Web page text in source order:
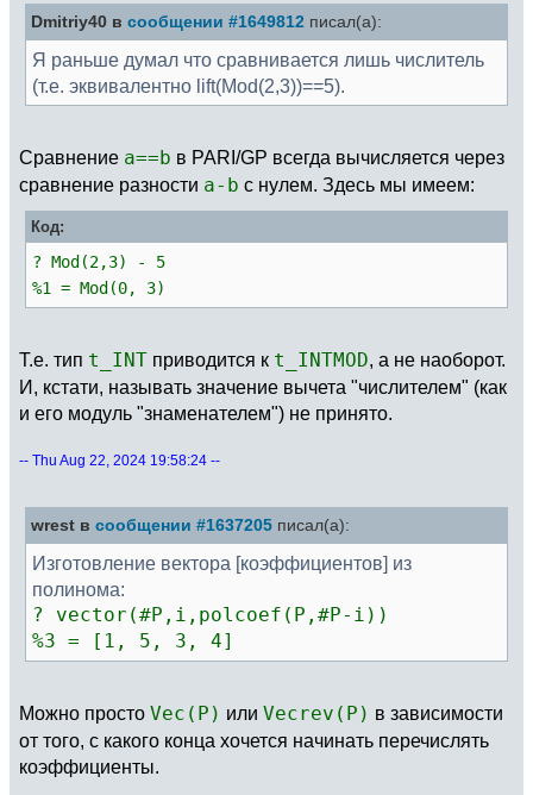
Dmitriy40 в сообщении #1649812 писал(а):
Я раньше думал что сравнивается лишь числитель
(т.е. эквивалентно lift(Mod(2,3))==5).
Сравнение a==b в PARI/GP всегда вычисляется через
сравнение разности a-b с нулем. Здесь мы имеем:
Код:
? Mod(2,3) - 5
%1 = Mod(0, 3)
Т.е. тип t_INT приводится к t_INTMOD, а не наоборот.
И, кстати, называть значение вычета "числителем" (как
и его модуль "знаменателем") не принято.
-- Thu Aug 22, 2024 19:58:24 --
wrest в сообщении #1637205 писал(а):
Изготовление вектора [коэффициентов] из
полинома:
? vector(#P,i,polcoef(P,#P-i))
%3 = [1, 5, 3, 4]
Можно просто Vec(P) или Vecrev(P) в зависимости
от того, с какого конца хочется начинать перечислять
коэффициенты.